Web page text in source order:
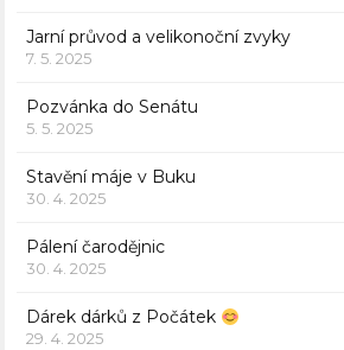
Jarní průvod a velikonoční zvyky
7. 5. 2025
Pozvánka do Senátu
5. 5. 2025
Stavění máje v Buku
30. 4. 2025
Pálení čarodějnic
30. 4. 2025
Dárek dárků z Počátek
29. 4. 2025